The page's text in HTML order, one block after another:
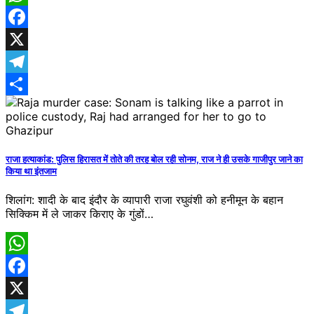
WhatsApp
Facebook
X
Telegram
Share
राजा हत्याकांड: पुलिस हिरासत में तोते की तरह बोल रही सोनम, राज ने ही उसके गाजीपुर जाने का
किया था इंतजाम
शिलांग: शादी के बाद इंदौर के व्यापारी राजा रघुवंशी को हनीमून के बहान
सिक्किम में ले जाकर किराए के गुंडों…
WhatsApp
Facebook
X